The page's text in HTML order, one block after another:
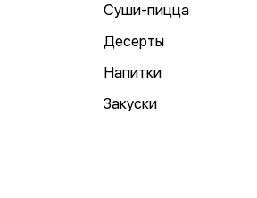
Суши-пицца
Десерты
Напитки
Закуски